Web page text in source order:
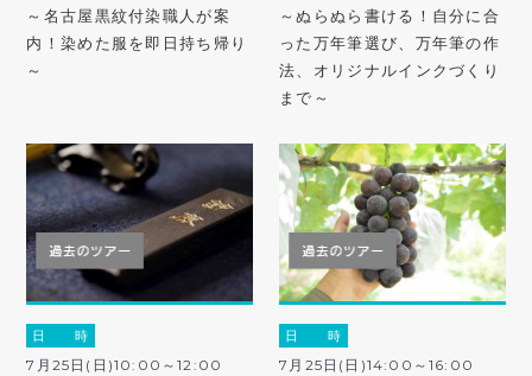
～名古屋黒紋付染職人が案
内！染めた服を即日持ち帰り
～
～ぬらぬら書ける！自分に合
った万年筆選び、万年筆の作
法、オリジナルインクづくり
まで～
日 時
7月25日(日)10:00～12:00
日 時
7月25日(日)14:00～16:00